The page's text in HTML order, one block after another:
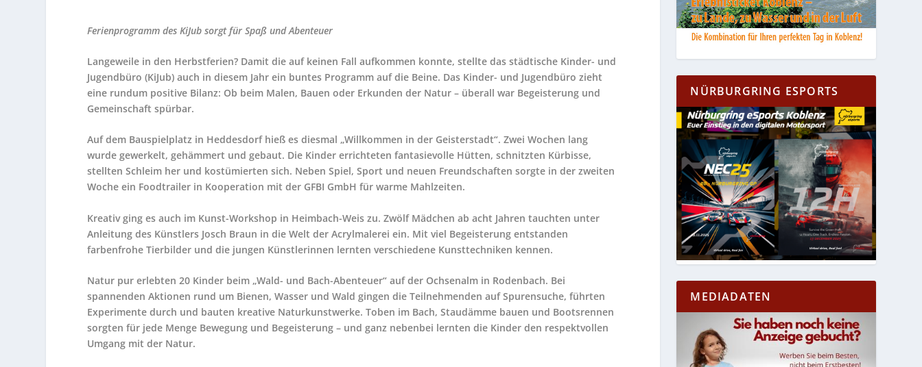
Ferienprogramm des KiJub sorgt für Spaß und Abenteuer
Langeweile in den Herbstferien? Damit die auf keinen Fall aufkommen konnte, stellte das städtische Kinder- und
Jugendbüro (KiJub) auch in diesem Jahr ein buntes Programm auf die Beine. Das Kinder- und Jugendbüro zieht
eine rundum positive Bilanz: Ob beim Malen, Bauen oder Erkunden der Natur – überall war Begeisterung und
Gemeinschaft spürbar.
Auf dem Bauspielplatz in Heddesdorf hieß es diesmal „Willkommen in der Geisterstadt“. Zwei Wochen lang
wurde gewerkelt, gehämmert und gebaut. Die Kinder errichteten fantasievolle Hütten, schnitzten Kürbisse,
stellten Schleim her und kostümierten sich. Neben Spiel, Sport und neuen Freundschaften sorgte in der zweiten
Woche ein Foodtrailer in Kooperation mit der GFBI GmbH für warme Mahlzeiten.
Kreativ ging es auch im Kunst-Workshop in Heimbach-Weis zu. Zwölf Mädchen ab acht Jahren tauchten unter
Anleitung des Künstlers Josch Braun in die Welt der Acrylmalerei ein. Mit viel Begeisterung entstanden
farbenfrohe Tierbilder und die jungen Künstlerinnen lernten verschiedene Kunsttechniken kennen.
Natur pur erlebten 20 Kinder beim „Wald- und Bach-Abenteuer“ auf der Ochsenalm in Rodenbach. Bei
spannenden Aktionen rund um Bienen, Wasser und Wald gingen die Teilnehmenden auf Spurensuche, führten
Experimente durch und bauten kreative Naturkunstwerke. Toben im Bach, Staudämme bauen und Bootsrennen
sorgten für jede Menge Bewegung und Begeisterung – und ganz nebenbei lernten die Kinder den respektvollen
Umgang mit der Natur.
NÜRBURGRING ESPORTS
MEDIADATEN